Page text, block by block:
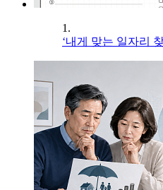
1.
‘내게 맞는 일자리